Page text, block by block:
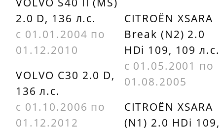
2.0 D, 136 л.с.
с 01.01.2004 по
01.12.2010
VOLVO C30 2.0 D,
136 л.с.
с 01.10.2006 по
01.12.2012
CITROËN XSARA
Break (N2) 2.0
HDi 109, 109 л.с.
с 01.05.2001 по
01.08.2005
CITROËN XSARA
(N1) 2.0 HDi 109,